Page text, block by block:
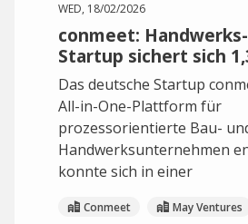
WED, 18/02/2026
conmeet:
Startup sichert sich
Das deutsche Startup
All-in-One-Plattform für
prozessorientierte Bau-
Handwerksunternehmen
konnte sich in einer
Conmeet May Ventures